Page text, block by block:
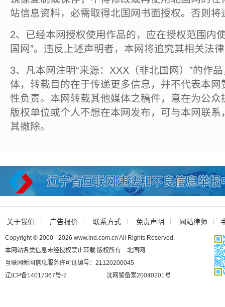
站信息资料，必需取得北国网书面授权。否则将
2、已经本网授权使用作品的，应在授权范围内
国网”。违反上述声明者，本网将追究其相关法
3、凡本网注明“来源：XXX（非北国网）”的作
体，转载目的在于传递更多信息，并不代表本
性负责。本网转载其他媒体之稿件，意在为公
版权单位或个人不想在本网发布，可与本网联
其撤除。
关于我们 广告报价 联系方式 免责声明 网站律师
Copyright © 2000 - 2026 www.lnd.com.cn All Rights Reserved.
本网站各类信息未经授权禁止转载 版权所有 北国网
互联网新闻信息服务许可证编号：21120200045
辽ICP备14017367号-2
沈网警备案20040201号